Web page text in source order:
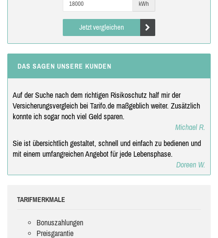
kWh
Jetzt vergleichen
DAS SAGEN UNSERE KUNDEN
Auf der Suche nach dem richtigen Risikoschutz half mir der
Versicherungsvergleich bei Tarifo.de maßgeblich weiter. Zusätzlich
konnte ich sogar noch viel Geld sparen.
Michael R.
Sie ist übersichtlich gestaltet, schnell und einfach zu bedienen und
mit einem umfangreichen Angebot für jede Lebensphase.
Doreen W.
TARIFMERKMALE
Bonuszahlungen
Preisgarantie